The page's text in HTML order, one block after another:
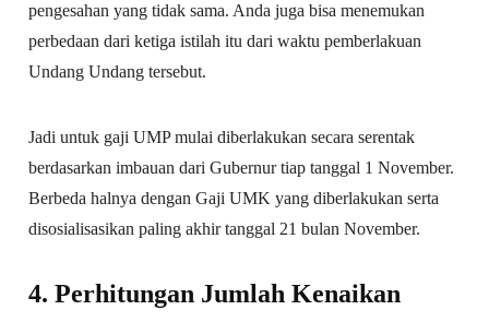
pengesahan yang tidak sama. Anda juga bisa menemukan
perbedaan dari ketiga istilah itu dari waktu pemberlakuan
Undang Undang tersebut.
Jadi untuk gaji UMP mulai diberlakukan secara serentak
berdasarkan imbauan dari Gubernur tiap tanggal 1 November.
Berbeda halnya dengan Gaji UMK yang diberlakukan serta
disosialisasikan paling akhir tanggal 21 bulan November.
4. Perhitungan Jumlah Kenaikan